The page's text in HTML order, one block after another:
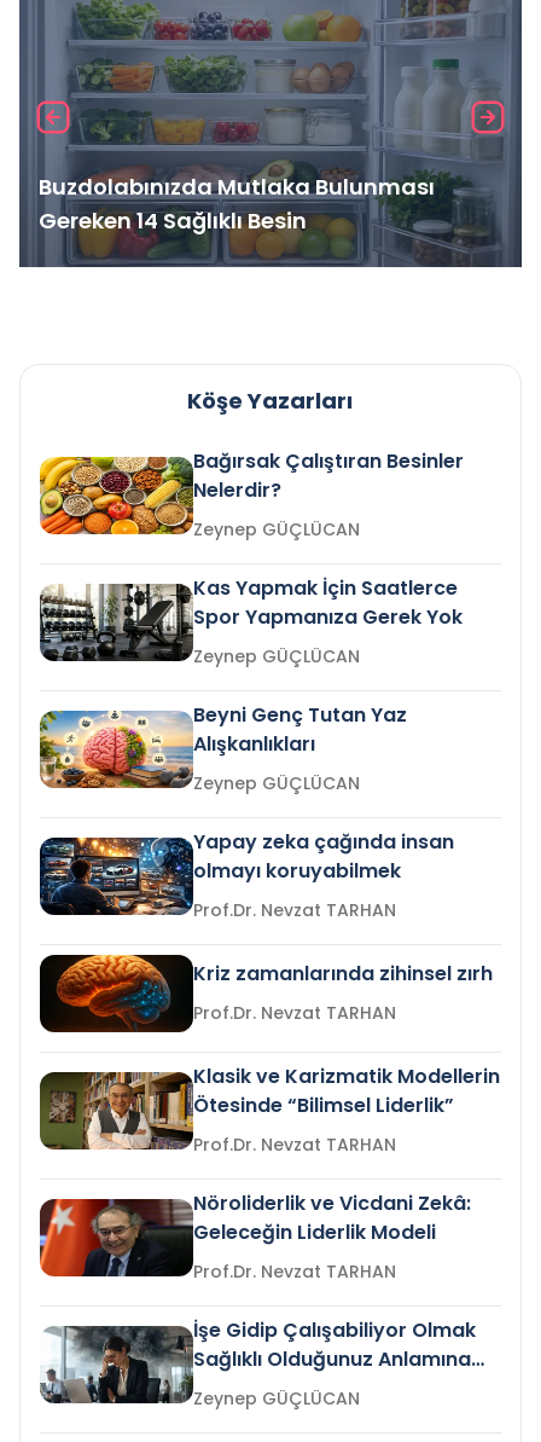
Buzdolabınızda Mutlaka Bulunması
Gereken 14 Sağlıklı Besin
Köşe Yazarları
Bağırsak Çalıştıran Besinler
Nelerdir?
Zeynep GÜÇLÜCAN
Kas Yapmak İçin Saatlerce
Spor Yapmanıza Gerek Yok
Zeynep GÜÇLÜCAN
Beyni Genç Tutan Yaz
Alışkanlıkları
Zeynep GÜÇLÜCAN
Yapay zeka çağında insan
olmayı koruyabilmek
Prof.Dr. Nevzat TARHAN
Kriz zamanlarında zihinsel zırh
Prof.Dr. Nevzat TARHAN
Klasik ve Karizmatik Modellerin
Ötesinde “Bilimsel Liderlik”
Prof.Dr. Nevzat TARHAN
Nöroliderlik ve Vicdani Zekâ:
Geleceğin Liderlik Modeli
Prof.Dr. Nevzat TARHAN
İşe Gidip Çalışabiliyor Olmak
Sağlıklı Olduğunuz Anlamına
Gelir mi?Zeynep GÜÇLÜCAN